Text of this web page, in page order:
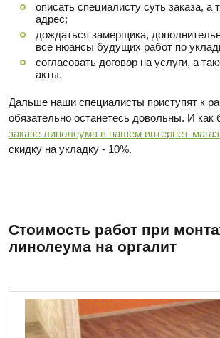
описать специалисту суть заказа, а
адрес;
дождаться замерщика,
все нюансы будущих работ по
согласовать договор на услуги, а
акты.
Дальше наши специалисты приступят к
обязательно останетесь довольны. И
заказе линолеума в нашем интернет-
скидку на укладку - 10%.
Стоимость работ при
линолеума на оргалит